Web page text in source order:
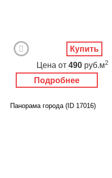
Подробнее
Цена от 490 руб.м2
Купить
Панорама города (ID 17016)